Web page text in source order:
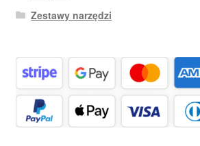
Zestawy narzędzi